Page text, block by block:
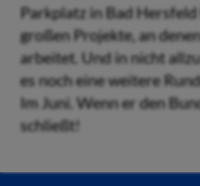
Parkplatz in Bad
großen Projekte, an
arbeitet. Und in nicht
es noch eine weitere
Im Juni. Wenn er den
schließt!